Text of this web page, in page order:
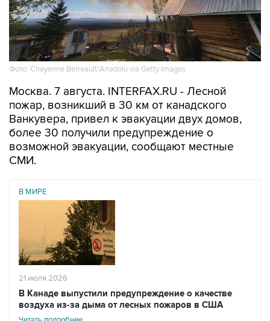
Фото: Cheyenne Berreault/Anadolu via Getty Images
Москва. 7 августа. INTERFAX.RU - Лесной
пожар, возникший в 30 км от канадского
Ванкувера, привел к эвакуации двух домов,
более 30 получили предупреждение о
возможной эвакуации, сообщают местные
СМИ.
В МИРЕ
21 июля 2026
В Канаде выпустили предупреждение о качестве
воздуха из-за дыма от лесных пожаров в США